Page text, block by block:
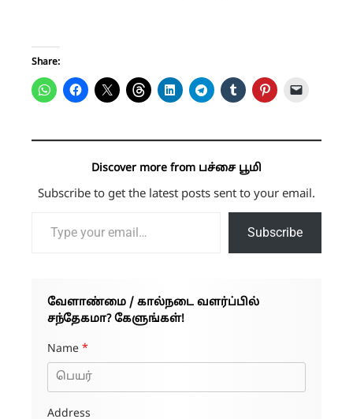
Share:
Discover more from பச்சை பூமி
Subscribe to get the latest posts sent to your email.
Subscribe
வேளாண்மை / கால்நடை வளர்ப்பில்
சந்தேகமா? கேளுங்கள்!
Name *
Address